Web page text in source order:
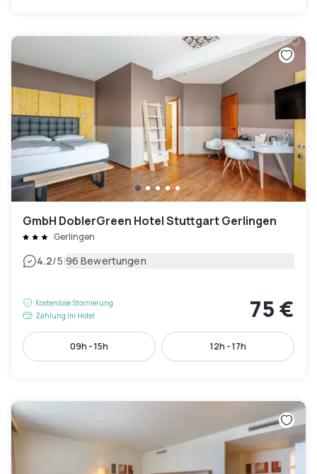
GmbH DoblerGreen Hotel Stuttgart Gerlingen
Gerlingen
4.2/5|96 Bewertungen
Kostenlose Stornierung
Zahlung im Hotel
75 €
09h - 15h 12h - 17h